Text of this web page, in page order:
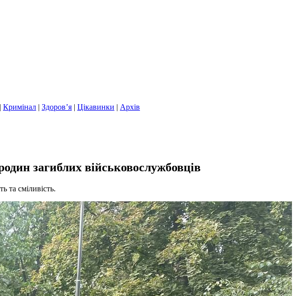
| Кримінал | Здоров’я | Цікавинки | Архів
загиблих військовослужбовців
та сміливість.